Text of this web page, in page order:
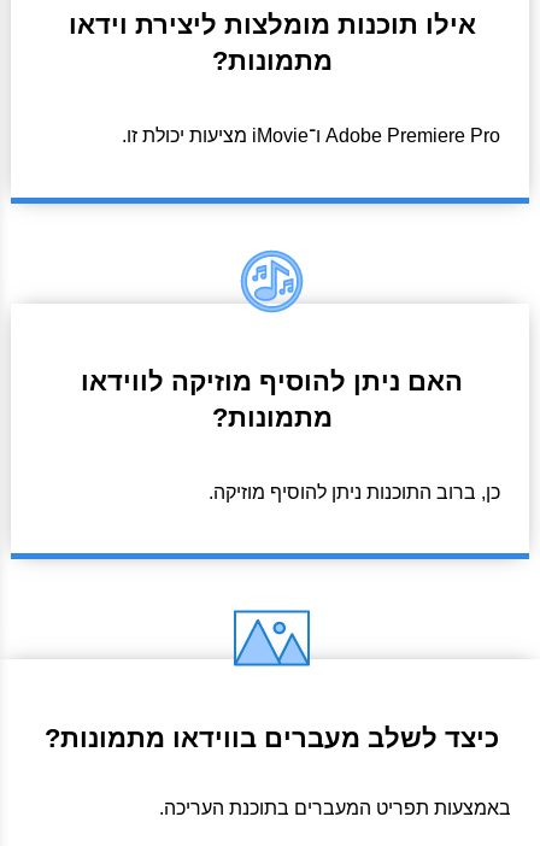
אילו תוכנות מומלצות ליצירת וידאו
מתמונות?
Adobe Premiere Pro ו־iMovie מציעות יכולת זו.
האם ניתן להוסיף מוזיקה לווידאו
מתמונות?
כן, ברוב התוכנות ניתן להוסיף מוזיקה.
כיצד לשלב מעברים בווידאו מתמונות?
באמצעות תפריט המעברים בתוכנת העריכה.